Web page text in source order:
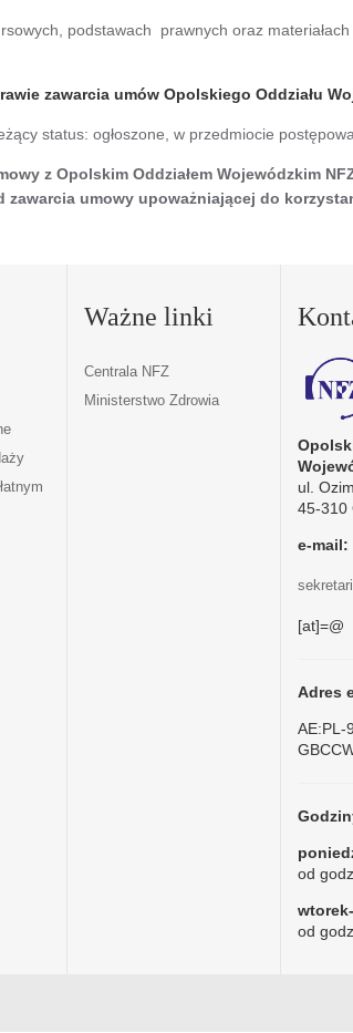
podstawach prawnych oraz
zawarcia umów Opolskiego Oddziału
status: ogłoszone, w przedmiocie
z Opolskim Oddziałem Wojewódzkim
zawarcia umowy upoważniającej do
Ważne linki
Centrala NFZ
Ministerstwo Zdrowia
ul.
45-310
e-mail:
[at]=@
Adres
AE:PL-
od
od